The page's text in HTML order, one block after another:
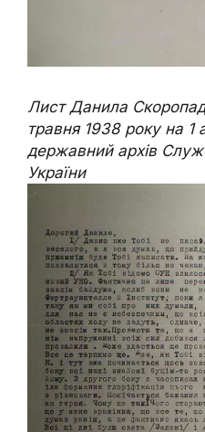
Лист Данила
травня 1938 року на 1
державний архів
України